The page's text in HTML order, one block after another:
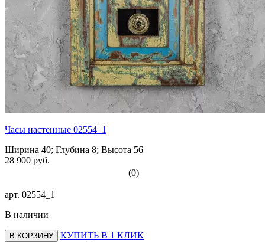
Часы настенные 02554_1
Ширина 40; Глубина 8; Высота 56
28 900 руб.
(0)
арт. 02554_1
В наличии
В КОРЗИНУ
КУПИТЬ В 1 КЛИК